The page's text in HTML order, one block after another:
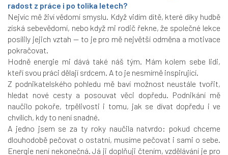
radost z práce i po tolika letech?
Nejvíc mě živí vědomí smyslu. Když vidím dítě, které díky hudbě
získá sebevědomí, nebo když mi rodič řekne, že společné lekce
posílily jejich vztah — to je pro mě největší odměna a motivace
pokračovat.
Hodně energie mi dává také náš tým. Mám kolem sebe lidi,
kteří svou práci dělají srdcem. A to je nesmírně inspirující.
Z podnikatelského pohledu mě baví možnost neustále tvořit,
hledat nové cesty a posouvat věci dopředu. Podnikání mě
naučilo pokoře, trpělivosti i tomu, jak se dívat dopředu i ve
chvílích, kdy to není snadné.
A jedno jsem se za ty roky naučila natvrdo: pokud chceme
dlouhodobě pečovat o ostatní, musíme pečovat i sami o sebe.
Energie není nekonečná. Já ji doplňuji čtením, vzdělávání je pro